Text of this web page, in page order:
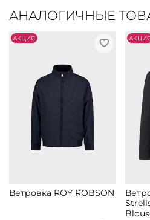
АНАЛОГИЧНЫЕ
АKЦИЯ
Ветровка ROY ROBSON